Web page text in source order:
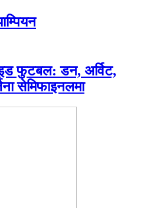
फुटबल: डन, अर्विट,
सेमिफाइनलमा